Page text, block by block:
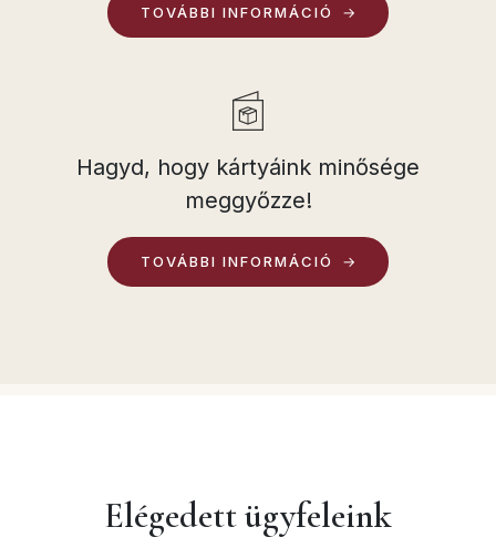
TOVÁBBI INFORMÁCIÓ
Hagyd, hogy kártyáink minősége
meggyőzze!
TOVÁBBI INFORMÁCIÓ
Elégedett ügyfeleink